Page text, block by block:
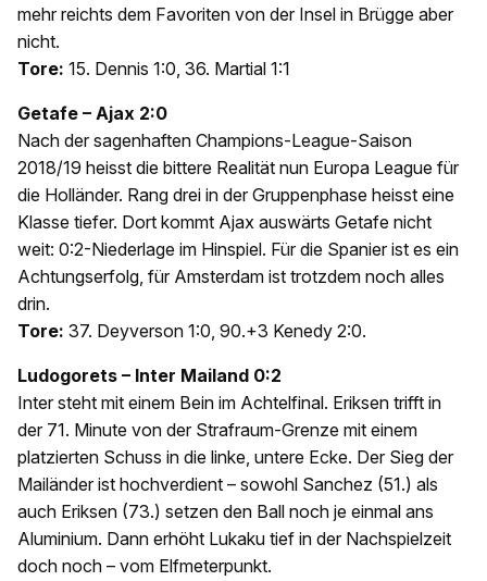
mehr reichts dem Favoriten von der Insel in Brügge aber
nicht.
Tore: 15. Dennis 1:0, 36. Martial 1:1
Getafe – Ajax 2:0
Nach der sagenhaften Champions-League-Saison
2018/19 heisst die bittere Realität nun Europa League für
die Holländer. Rang drei in der Gruppenphase heisst eine
Klasse tiefer. Dort kommt Ajax auswärts Getafe nicht
weit: 0:2-Niederlage im Hinspiel. Für die Spanier ist es ein
Achtungserfolg, für Amsterdam ist trotzdem noch alles
drin.
Tore: 37. Deyverson 1:0, 90.+3 Kenedy 2:0.
Ludogorets – Inter Mailand 0:2
Inter steht mit einem Bein im Achtelfinal. Eriksen trifft in
der 71. Minute von der Strafraum-Grenze mit einem
platzierten Schuss in die linke, untere Ecke. Der Sieg der
Mailänder ist hochverdient – sowohl Sanchez (51.) als
auch Eriksen (73.) setzen den Ball noch je einmal ans
Aluminium. Dann erhöht Lukaku tief in der Nachspielzeit
doch noch – vom Elfmeterpunkt.